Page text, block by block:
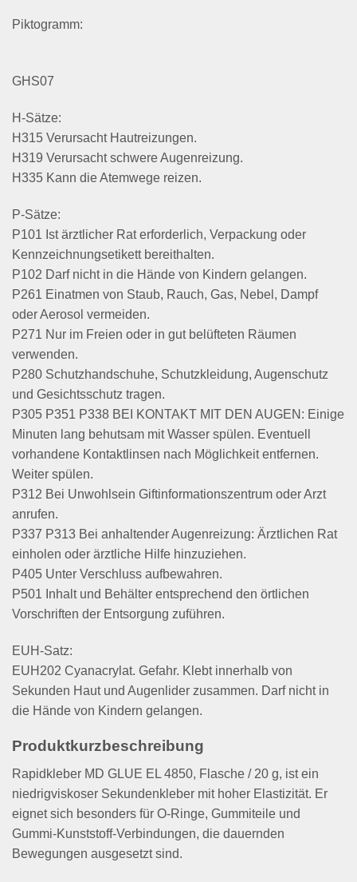
Piktogramm:
GHS07
H-Sätze:
H315 Verursacht Hautreizungen.
H319 Verursacht schwere Augenreizung.
H335 Kann die Atemwege reizen.
P-Sätze:
P101 Ist ärztlicher Rat erforderlich, Verpackung oder
Kennzeichnungsetikett bereithalten.
P102 Darf nicht in die Hände von Kindern gelangen.
P261 Einatmen von Staub, Rauch, Gas, Nebel, Dampf
oder Aerosol vermeiden.
P271 Nur im Freien oder in gut belüfteten Räumen
verwenden.
P280 Schutzhandschuhe, Schutzkleidung, Augenschutz
und Gesichtsschutz tragen.
P305 P351 P338 BEI KONTAKT MIT DEN AUGEN: Einige
Minuten lang behutsam mit Wasser spülen. Eventuell
vorhandene Kontaktlinsen nach Möglichkeit entfernen.
Weiter spülen.
P312 Bei Unwohlsein Giftinformationszentrum oder Arzt
anrufen.
P337 P313 Bei anhaltender Augenreizung: Ärztlichen Rat
einholen oder ärztliche Hilfe hinzuziehen.
P405 Unter Verschluss aufbewahren.
P501 Inhalt und Behälter entsprechend den örtlichen
Vorschriften der Entsorgung zuführen.
EUH-Satz:
EUH202 Cyanacrylat. Gefahr. Klebt innerhalb von
Sekunden Haut und Augenlider zusammen. Darf nicht in
die Hände von Kindern gelangen.
Produktkurzbeschreibung
Rapidkleber MD GLUE EL 4850, Flasche / 20 g, ist ein
niedrigviskoser Sekundenkleber mit hoher Elastizität. Er
eignet sich besonders für O-Ringe, Gummiteile und
Gummi-Kunststoff-Verbindungen, die dauernden
Bewegungen ausgesetzt sind.